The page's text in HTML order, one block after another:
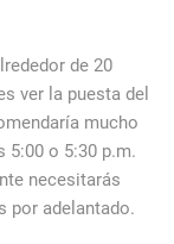
de 20
ver la puesta del
mucho
5:00 o 5:30 p.m.
necesitarás
por adelantado.